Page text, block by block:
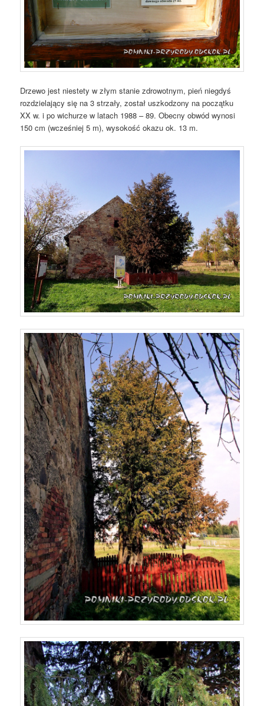
Drzewo jest niestety w złym stanie zdrowotnym, pień niegdyś
rozdzielający się na 3 strzały, został uszkodzony na początku
XX w. i po wichurze w latach 1988 – 89. Obecny obwód wynosi
150 cm (wcześniej 5 m), wysokość okazu ok. 13 m.